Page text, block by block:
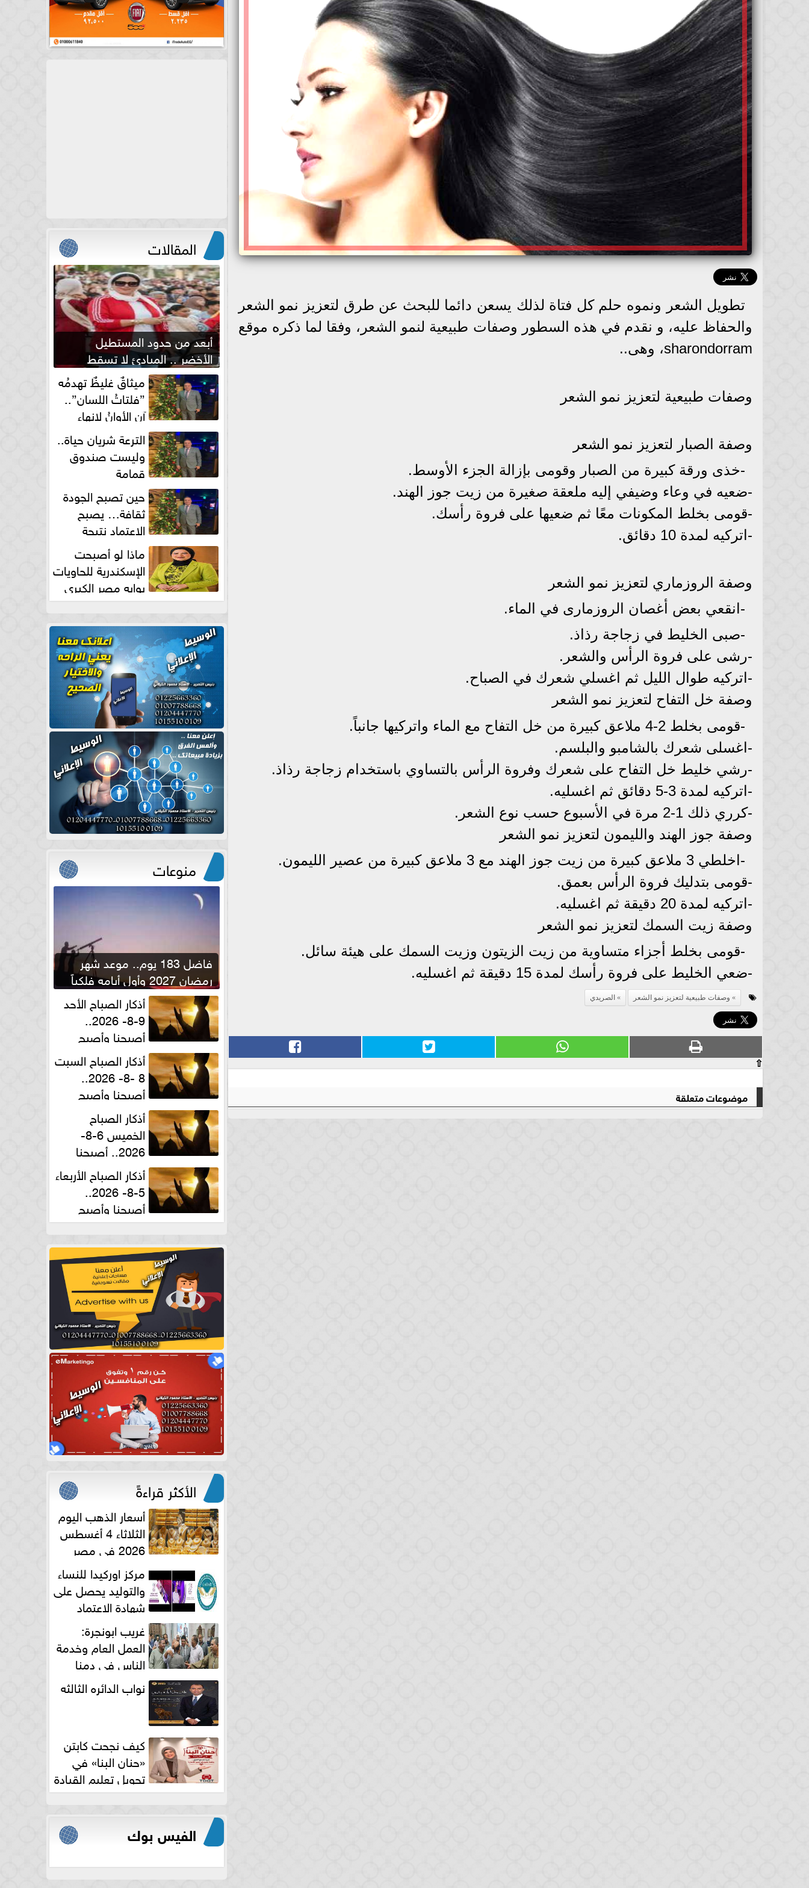
تطويل الشعر ونموه حلم كل فتاة لذلك يسعن دائما للبحث عن طرق لتعزيز نمو الشعر
والحفاظ عليه، و نقدم في هذه السطور وصفات طبيعية لنمو الشعر، وفقا لما ذكره موقع
sharondorram، وهى..
وصفات طبيعية لتعزيز نمو الشعر
وصفة الصبار لتعزيز نمو الشعر
-خذى ورقة كبيرة من الصبار وقومى بإزالة الجزء الأوسط.
-ضعيه في وعاء وضيفي إليه ملعقة صغيرة من زيت جوز الهند.
-قومى بخلط المكونات معًا ثم ضعيها على فروة رأسك.
-اتركيه لمدة 10 دقائق.
وصفة الروزماري لتعزيز نمو الشعر
-انقعي بعض أغصان الروزمارى في الماء.
-صبى الخليط في زجاجة رذاذ.
-رشى على فروة الرأس والشعر.
-اتركيه طوال الليل ثم اغسلي شعرك في الصباح.
وصفة خل التفاح لتعزيز نمو الشعر
-قومى بخلط 2-4 ملاعق كبيرة من خل التفاح مع الماء واتركيها جانباً.
-اغسلى شعرك بالشامبو والبلسم.
-رشي خليط خل التفاح على شعرك وفروة الرأس بالتساوي باستخدام زجاجة رذاذ.
-اتركيه لمدة 3-5 دقائق ثم اغسليه.
-كرري ذلك 1-2 مرة في الأسبوع حسب نوع الشعر.
وصفة جوز الهند والليمون لتعزيز نمو الشعر
-اخلطي 3 ملاعق كبيرة من زيت جوز الهند مع 3 ملاعق كبيرة من عصير الليمون.
-قومى بتدليك فروة الرأس بعمق.
-اتركيه لمدة 20 دقيقة ثم اغسليه.
وصفة زيت السمك لتعزيز نمو الشعر
-قومى بخلط أجزاء متساوية من زيت الزيتون وزيت السمك على هيئة سائل.
-ضعي الخليط على فروة رأسك لمدة 15 دقيقة ثم اغسليه.
وصفات طبيعية لتعزيز نمو الشعر الصريدي
⇧
موضوعات متعلقة
المقالات
أبعد من حدود المستطيل
الأخضر .. المبادئ لا تسقط
بصفارة الحكم ميثاقٌ غليظٌ تهدمُه
”فلتاتُ اللسان”..
آن الأوانُ لإنهاءِ
فوضى الطلاق الشفهي!الترعة شريان حياة..
وليست صندوق
قمامة
حين تصبح الجودة
ثقافة… يصبح
الاعتماد نتيجة
طبيعية
ماذا لو أصبحت
الإسكندرية للحاويات
بوابه مصر الكبري
للتجارة العالمية بقلم د...
منوعات
فاضل 183 يوم.. موعد شهر
رمضان 2027 وأول أيامه فلكياً
أذكار الصباح الأحد
9-8- 2026..
أصبحنا وأصبح
الملك لله والحمد للهأذكار الصباح السبت
أصبحنا وأصبح
الملك لله والحمد للهأذكار الصباح
الخميس 6-8-
2026.. أصبحنا
وأصبح الملك لله والحمد لله
أذكار الصباح الأربعاء
5-8- 2026..
أصبحنا وأصبح
الملك لله والحمد لله
الأكثر قراءةً
أسعار الذهب اليوم
الثلاثاء 4 أغسطس
2026 في مصر
مركز اوركيدا للنساء
والتوليد يحصل على
شهادة الاعتماد
الكامل
غريب ابونجرة:
العمل العام وخدمة
الناس فى دمنا
نواب الدائره الثالثه
كيف نجحت كابتن
«حنان البنا» في
تحويل تعليم القيادة
النسائية من خوف...
الفيس بوك